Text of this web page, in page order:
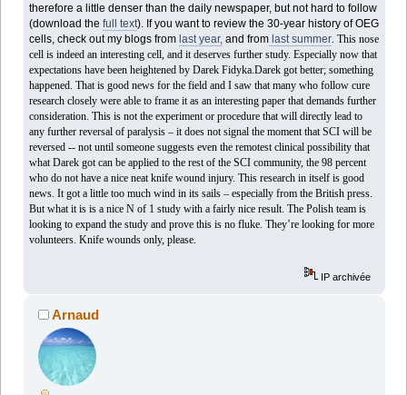
therefore a little denser than the daily newspaper, but not hard to follow
(download thefull text). If you want to review the 30-year history of OEG
cells, check out my blogs fromlast year, and from last summer. This nose
cell is indeed an interesting cell, and it deserves further study. Especially now that
expectations have been heightened by Darek Fidyka.Darek got better; something
happened. That is good news for the field and I saw that many who follow cure
research closely were able to frame it as an interesting paper that demands further
consideration. This is not the experiment or procedure that will directly lead to
any further reversal of paralysis – it does not signal the moment that SCI will be
reversed -- not until someone suggests even the remotest clinical possibility that
what Darek got can be applied to the rest of the SCI community, the 98 percent
who do not have a nice neat knife wound injury. This research in itself is good
news. It got a little too much wind in its sails – especially from the British press.
But what it is is a nice N of 1 study with a fairly nice result. The Polish team is
looking to expand the study and prove this is no fluke. They’re looking for more
volunteers. Knife wounds only, please.
IP archivée
Arnaud